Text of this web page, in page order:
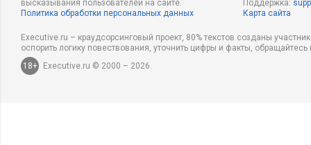
высказывания пользователей на сайте.
Политика обработки персональных данных
Поддержка:
Карта сайта
Executive.ru – краудсорсинговый проект, 80% текстов созданы
оспорить логику повествования, уточнить цифры и факты,
18+
Executive.ru © 2000 – 2026.